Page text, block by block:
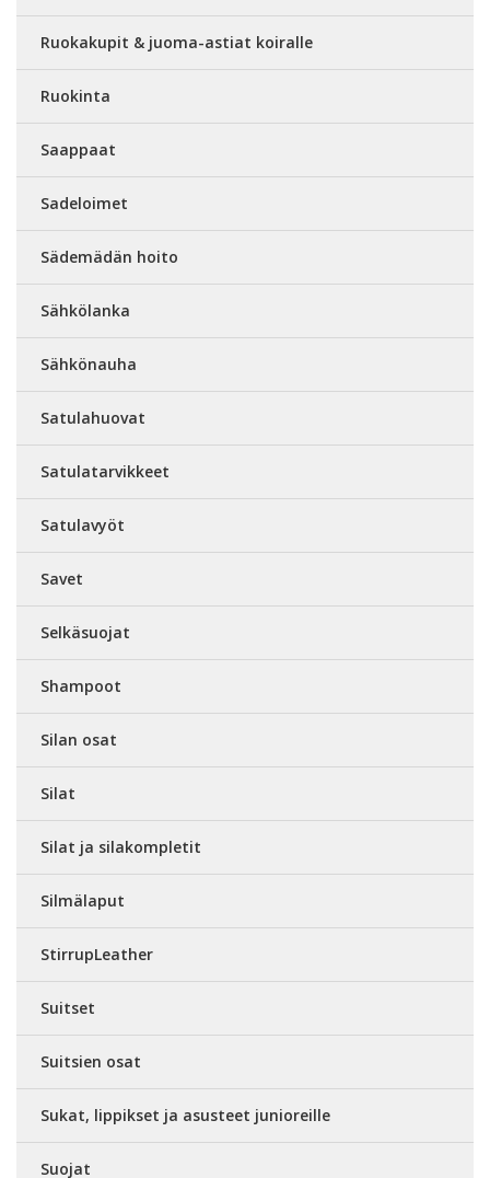
Ruokakupit & juoma-astiat koiralle
Ruokinta
Saappaat
Sadeloimet
Sädemädän hoito
Sähkölanka
Sähkönauha
Satulahuovat
Satulatarvikkeet
Satulavyöt
Savet
Selkäsuojat
Shampoot
Silan osat
Silat
Silat ja silakompletit
Silmälaput
StirrupLeather
Suitset
Suitsien osat
Sukat, lippikset ja asusteet junioreille
Suojat